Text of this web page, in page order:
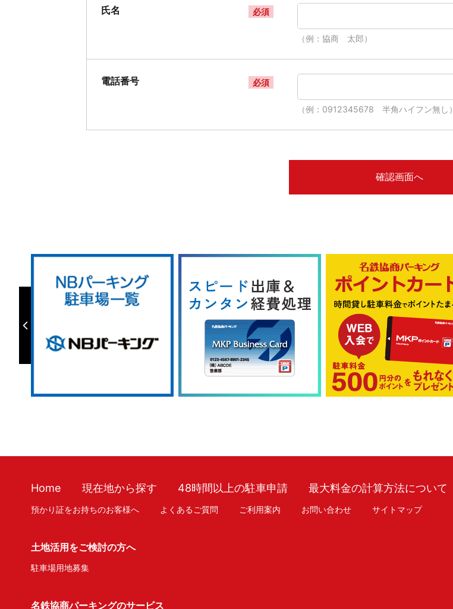
氏名 必須
（例：協商 太郎）
電話番号 必須
（例：0912345678 半角ハイフン無し）
Home 現在地から探す 48時間以上の駐車申請 最大料金の計算方法について
預かり証をお持ちのお客様へ よくあるご質問 ご利用案内 お問い合わせ サイトマップ
土地活用をご検討の方へ
駐車場用地募集
名鉄協商パーキングのサービス